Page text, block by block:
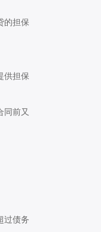
的担保
供担保
同前又
过债务